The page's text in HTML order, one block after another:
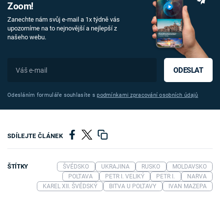
Zoom!
Zanechte nám svůj e-mail a 1x týdně vás
upozorníme na to nejnovější a nejlepší z
našeho webu.
ODESLAT
Odesláním formuláře souhlasíte spodmínkami zpracování osobních údajů
SDÍLEJTE ČLÁNEK
ŠTÍTKY ŠVÉDSKO UKRAJINA RUSKO
MOLDAVSKO
POLTAVA
PETR I. VELIKÝ PETR I.
NARVA
KAREL XII. ŠVÉDSKÝ
BITVA U POLTAVY IVAN MAZEPA